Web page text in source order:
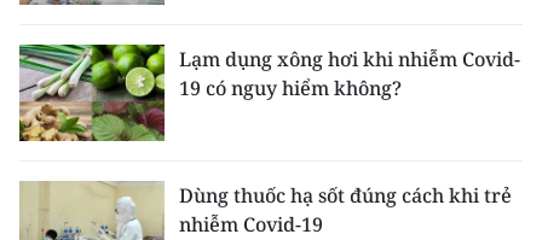
Lạm dụng xông hơi khi nhiễm Covid-
19 có nguy hiểm không?
Dùng thuốc hạ sốt đúng cách khi trẻ
nhiễm Covid-19